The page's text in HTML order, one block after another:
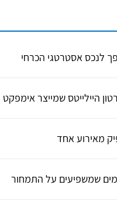
לנכס אסטרטגי הכרחי
היילייטס שמייצר אימפקט
מאירוע אחד
שמשפיעים על התמחור